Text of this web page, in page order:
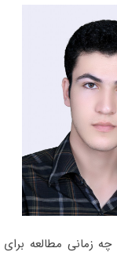
چه زمانی مطالعه